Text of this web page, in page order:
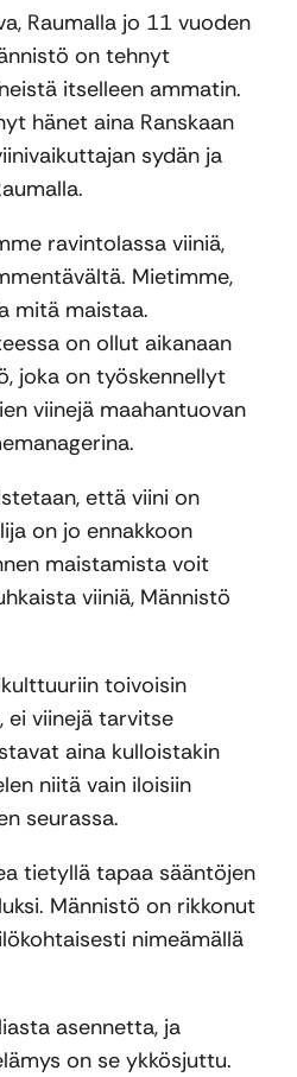
Raumalla jo 11 vuoden
on tehnyt
itselleen ammatin.
hänet aina Ranskaan
sydän ja
ravintolassa viiniä,
Mietimme,
mitä maistaa.
on ollut aikanaan
joka on työskennellyt
viinejä maahantuovan
että viini on
on jo ennakkoon
maistamista voit
viiniä, Männistö
toivoisin
viinejä tarvitse
aina kulloistakin
niitä vain iloisiin
seurassa.
tietyllä tapaa sääntöjen
Männistö on rikkonut
nimeämällä
asennetta, ja
on se ykkösjuttu.